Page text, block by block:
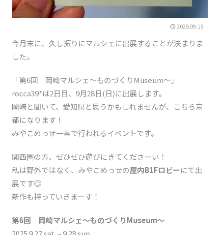
2025.09.15
今月末に、久し振りにマルシェに出展することが決まりま
した。
「第6回 岡崎マルシェ〜ものづくりMuseum〜」
rocca39*は2日目、9月28日(日)に出展します。
岡崎と聞いて、愛知県と思うかもしれませんが、こちら京
都になります！
みやこめっせ一帯で行われるイベントです。
関西圏の方、ぜひぜひ遊びにきてくださーい！
私は野外ではなく、みやこめっせの屋内B1Fロビーにて出
展です◎
新作も持っていきまーす！
第6回 岡崎マルシェ〜ものづくりMuseum〜